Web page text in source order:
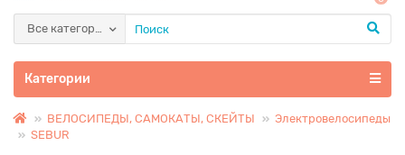
Все категории
Категории
ВЕЛОСИПЕДЫ, САМОКАТЫ, СКЕЙТЫ
Электровелосипеды
SEBUR